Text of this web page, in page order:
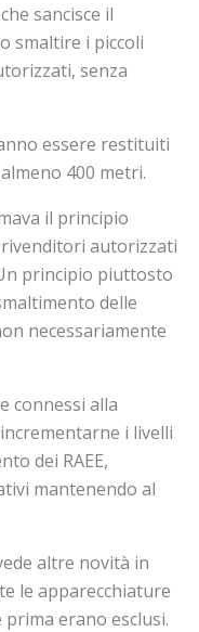
sancisce il
smaltire i piccoli
senza
essere restituiti
400 metri.
il principio
rivenditori autorizzati
principio piuttosto
delle
necessariamente
connessi alla
i livelli
dei RAEE,
mantenendo al
altre novità in
le apparecchiature
erano esclusi.